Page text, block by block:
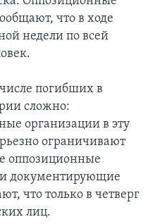
что в ходе
недели по всей
погибших в
сложно:
организации в эту
ограничивают
оппозиционные
документирующие
что только в четверг
лиц.